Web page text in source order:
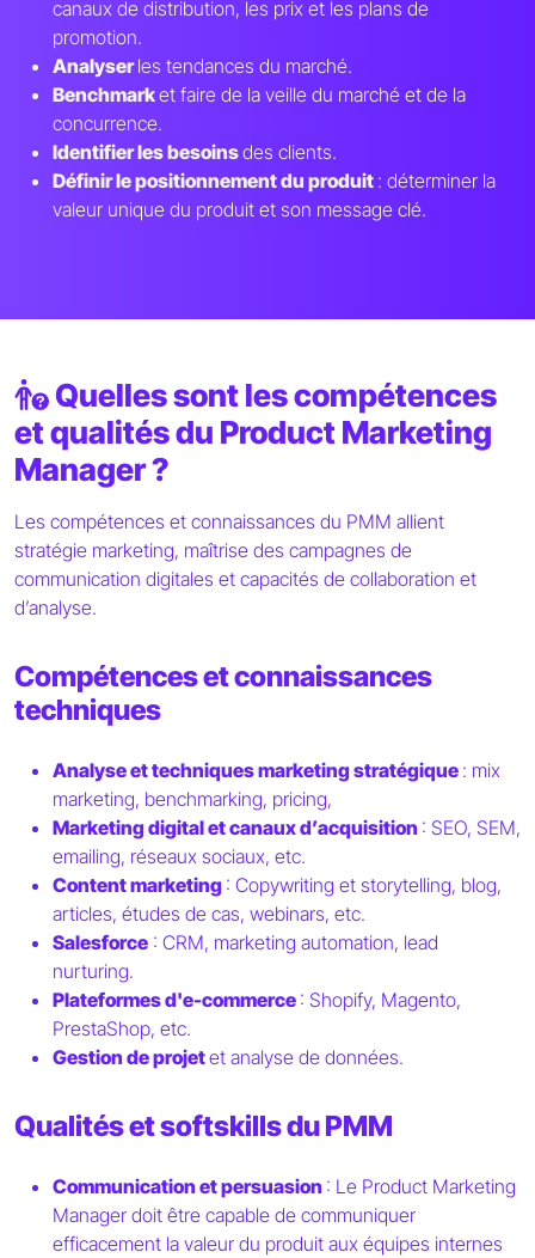
canaux de distribution, les prix et les plans de
promotion.
Analyserles tendances du marché.
Benchmarket faire de la veille du marché et de la
concurrence.
Identifier les besoinsdes clients.
Définir le positionnement du produit : déterminer la
valeur unique du produit et son message clé.
Quelles sont les compétences
et qualités du Product Marketing
Manager ?
Les compétences et connaissances du PMM allient
stratégie marketing, maîtrise des campagnes de
communication digitales et capacités de collaboration et
d’analyse.
Compétences et connaissances
techniques
Analyse et techniques marketing stratégique : mix
marketing, benchmarking, pricing,
Marketing digital et canaux d’acquisition : SEO, SEM,
emailing, réseaux sociaux, etc.
Content marketing : Copywriting et storytelling, blog,
articles, études de cas, webinars, etc.
Salesforce : CRM, marketing automation, lead
nurturing.
Plateformes d'e-commerce : Shopify, Magento,
PrestaShop, etc.
Gestion de projetet analyse de données.
Qualités et softskills du PMM
Communication et persuasion : Le Product Marketing
Manager doit être capable de communiquer
efficacement la valeur du produit aux équipes internes